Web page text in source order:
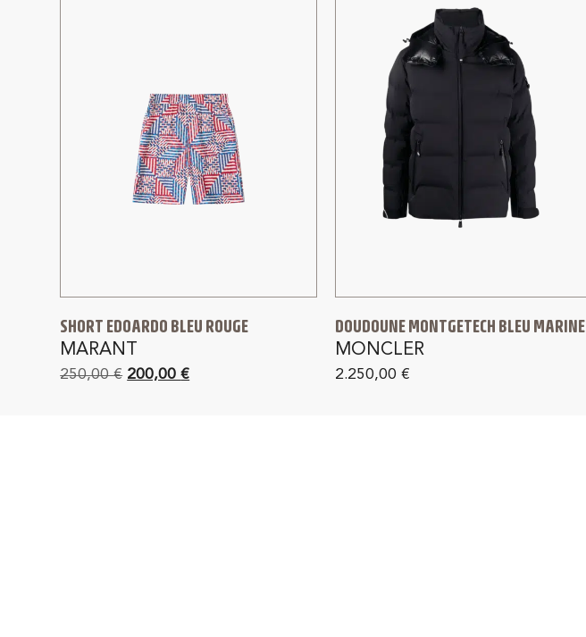
SHORT EDOARDO BLEU ROUGE
MARANT
250,00€ 200,00€
DOUDOUNE MONTGETECH BLEU MARINE
MONCLER
2.250,00 €